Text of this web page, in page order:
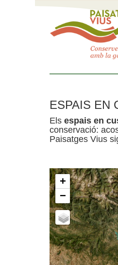
ESPAIS EN
Els espais en
conservació:
Paisatges Vius
+
−